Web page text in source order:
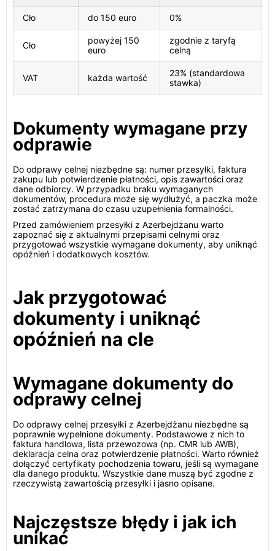
Cło do 150 euro 0%
Cło
powyżej 150
euro
zgodnie z taryfą
celną
VAT każda wartość
23% (standardowa
stawka)
Dokumenty wymagane przy
odprawie
Do odprawy celnej niezbędne są: numer przesyłki, faktura
zakupu lub potwierdzenie płatności, opis zawartości oraz
dane odbiorcy. W przypadku braku wymaganych
dokumentów, procedura może się wydłużyć, a paczka może
zostać zatrzymana do czasu uzupełnienia formalności.
Przed zamówieniem przesyłki z Azerbejdżanu warto
zapoznać się z aktualnymi przepisami celnymi oraz
przygotować wszystkie wymagane dokumenty, aby uniknąć
opóźnień i dodatkowych kosztów.
Jak przygotować
dokumenty i uniknąć
opóźnień na cle
Wymagane dokumenty do
odprawy celnej
Do odprawy celnej przesyłki z Azerbejdżanu niezbędne są
poprawnie wypełnione dokumenty. Podstawowe z nich to
faktura handlowa, lista przewozowa (np. CMR lub AWB),
deklaracja celna oraz potwierdzenie płatności. Warto również
dołączyć certyfikaty pochodzenia towaru, jeśli są wymagane
dla danego produktu. Wszystkie dane muszą być zgodne z
rzeczywistą zawartością przesyłki i jasno opisane.
Najczęstsze błędy i jak ich
unikać